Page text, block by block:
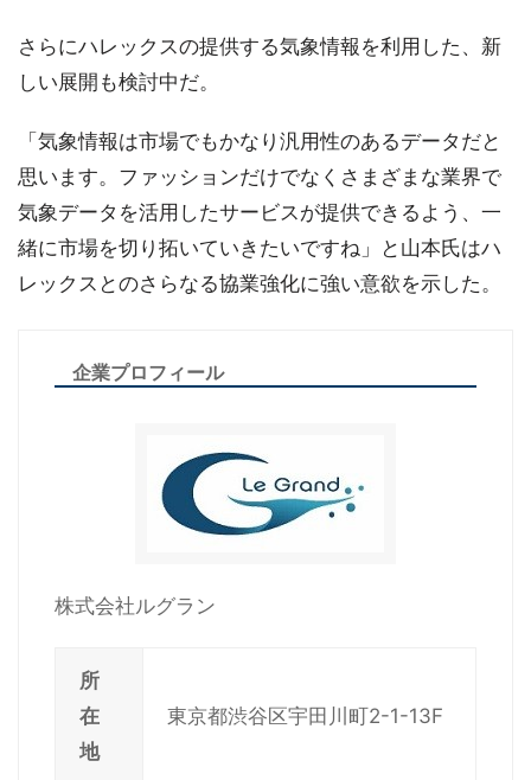
さらにハレックスの提供する気象情報を利用した、新
しい展開も検討中だ。
「気象情報は市場でもかなり汎用性のあるデータだと
思います。ファッションだけでなくさまざまな業界で
気象データを活用したサービスが提供できるよう、一
緒に市場を切り拓いていきたいですね」と山本氏はハ
レックスとのさらなる協業強化に強い意欲を示した。
企業プロフィール
株式会社ルグラン
所
在
地
東京都渋谷区宇田川町2-1-13F